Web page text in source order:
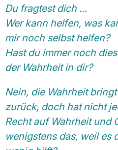
Du fragtest dich …
Wer kann helfen, was
mir noch selbst helfen?
Hast du immer noch
der Wahrheit in dir?
Nein, die Wahrheit
zurück, doch hat nicht
Recht auf Wahrheit und
wenigstens das, weil es